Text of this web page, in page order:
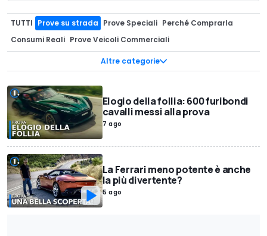
Altre categorie
TUTTI Prove su strada Prove Speciali Perché Comprarla
Consumi Reali Prove Veicoli Commerciali
Perché Comprarla Classic
Perché Comprarlo
Elogio della follia: 600 furibondi
cavalli messi alla prova
7 ago
La Ferrari meno potente è anche
la più divertente?
5 ago